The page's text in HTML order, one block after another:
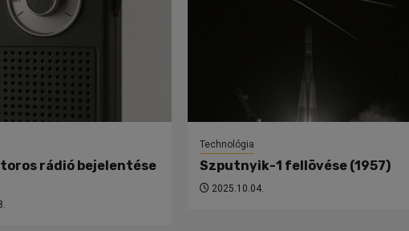
rádió bejelentése
Technológia
Szputnyik-1 fellövése (1957)
2025.10.04.